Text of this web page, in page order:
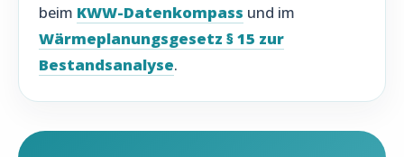
beim KWW-Datenkompass und im
Wärmeplanungsgesetz § 15 zur
Bestandsanalyse.